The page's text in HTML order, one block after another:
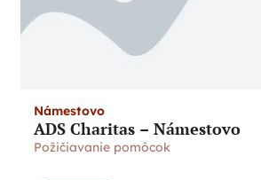
Námestovo
ADS Charitas – Námestovo
Požičiavanie pomôcok